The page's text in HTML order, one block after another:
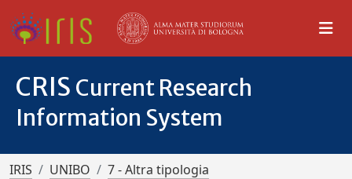
CRIS Current Research
Information System
IRIS UNIBO
7 - Altra tipologia